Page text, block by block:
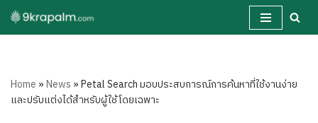
Skip
Home »News »Petal Search มอบประสบการณ์การค้นหาที่ใช้งานง่าย
และปรับแต่งได้สำหรับผู้ใช้โดยเฉพาะ